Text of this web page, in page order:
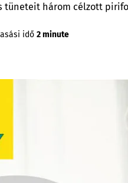
tüneteit három célzott
idő 2 minute